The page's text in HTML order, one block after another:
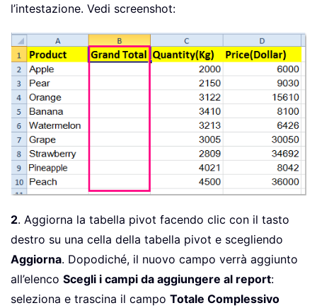
l’intestazione. Vedi screenshot:
2. Aggiorna la tabella pivot facendo clic con il tasto
destro su una cella della tabella pivot e scegliendo
Aggiorna. Dopodiché, il nuovo campo verrà aggiunto
all’elenco Scegli i campi da aggiungere al report:
seleziona e trascina il campo Totale Complessivo